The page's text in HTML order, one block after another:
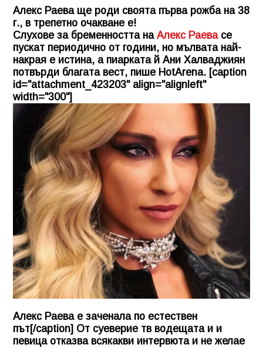
Алекс Раева ще роди своята първа рожба на 38
г., в трепетно очакване е!
Слухове за бременността на Алекс Раевасе
пускат периодично от години, но мълвата най-
накрая е истина, а пиарката й Ани Халваджиян
потвърди благата вест, пише HotArena. [caption
id="attachment_423203" align="alignleft"
width="300"]
Алекс Раева е заченала по естествен
път[/caption] От суеверие тв водещата и и
певица отказва всякакви интервюта и не желае